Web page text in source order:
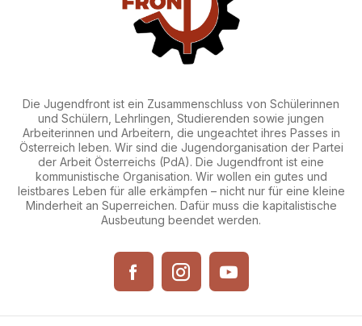
Die Jugendfront ist ein Zusammenschluss von Schülerinnen
und Schülern, Lehrlingen, Studierenden sowie jungen
Arbeiterinnen und Arbeitern, die ungeachtet ihres Passes in
Österreich leben. Wir sind die Jugendorganisation der Partei
der Arbeit Österreichs (PdA). Die Jugendfront ist eine
kommunistische Organisation. Wir wollen ein gutes und
leistbares Leben für alle erkämpfen – nicht nur für eine kleine
Minderheit an Superreichen. Dafür muss die kapitalistische
Ausbeutung beendet werden.